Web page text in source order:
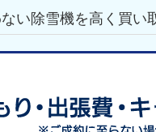
い除雪機を高く買い